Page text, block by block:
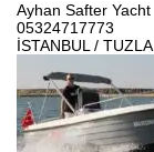
Ayhan Safter Yacht
05324717773
İSTANBUL / TUZLA